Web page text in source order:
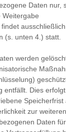
Daten nur,
Weitergabe
(s. unten 4.) statt.
werden
entfällt. Dies
Speicherfrist
zur weiteren
Daten